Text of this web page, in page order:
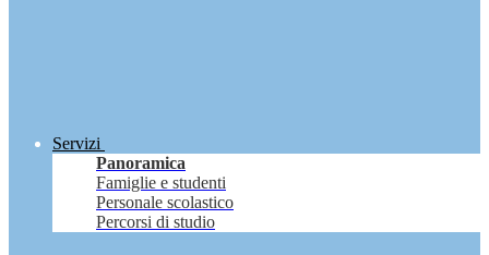
Servizi
Panoramica
Famiglie e studenti
Personale scolastico
Percorsi di studio